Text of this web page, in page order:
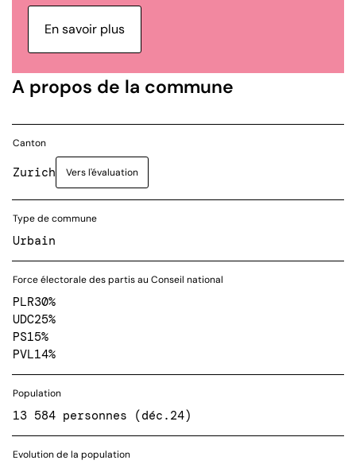
En savoir plus
A propos de la commune
Canton
Zurich Vers l'évaluation
Type de commune
Urbain
Force électorale des partis au Conseil national
PLR30%
UDC25%
PS15%
PVL14%
Population
13 584 personnes (déc.24)
Evolution de la population